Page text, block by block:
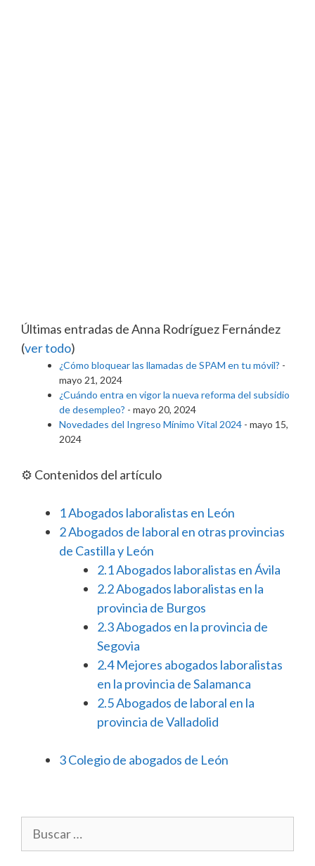
Últimas entradas de Anna Rodríguez Fernández
(ver todo)
¿Cómo bloquear las llamadas de SPAM en tu móvil? -
mayo 21, 2024
¿Cuándo entra en vigor la nueva reforma del subsidio
de desempleo? - mayo 20, 2024
Novedades del Ingreso Mínimo Vital 2024 - mayo 15,
2024
⚙️ Contenidos del artículo
1Abogados laboralistas en León
2Abogados de laboral en otras provincias
de Castilla y León
2.1Abogados laboralistas en Ávila
2.2Abogados laboralistas en la
provincia de Burgos
2.3Abogados en la provincia de
Segovia
2.4Mejores abogados laboralistas
en la provincia de Salamanca
2.5Abogados de laboral en la
provincia de Valladolid
3Colegio de abogados de León